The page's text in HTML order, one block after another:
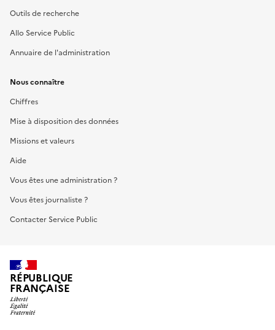
Outils de recherche
Allo Service Public
Annuaire de l'administration
Nous connaître
Chiffres
Mise à disposition des données
Missions et valeurs
Aide
Vous êtes une administration ?
Vous êtes journaliste ?
Contacter Service Public
RÉPUBLIQUE
FRANÇAISE